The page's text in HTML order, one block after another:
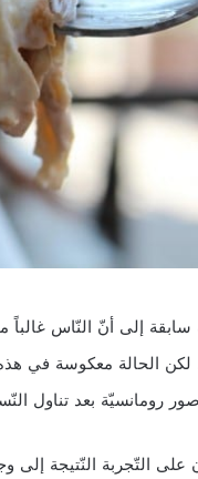
إلى أنّ النّاس غالباً
لكن الحالة معكوسة في
رومانسيّة بعد تناول
على التّجربة النّتيجة